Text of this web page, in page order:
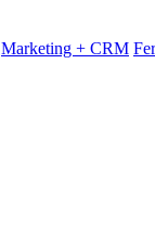
Marketing + CRM